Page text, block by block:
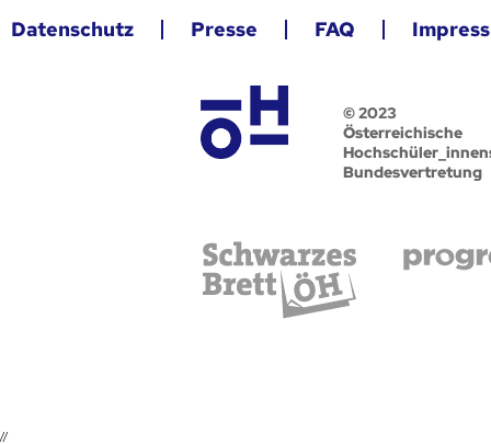
Datenschutz Presse FAQ
© 2023
Österreichische
Bundesvertretung
//